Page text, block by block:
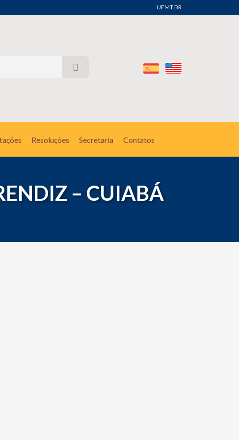
UFMT.BR
Resoluções Secretaria Contatos
– CUIABÁ